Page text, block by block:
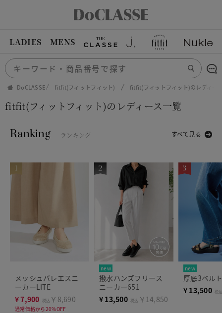
LADIES MENS
DoCLASSE fitfit(フィットフィット) fitfit(フィットフィット)のレディー
fitfit(フィットフィット)のレディース一覧
Ranking ランキング すべて見る
メッシュバレエスニ
ーカーLITE
¥7,900 税込 ￥8,690
通常価格から20%OFF
new
撥水ハンズフリース
ニーカー651
¥ 13,500 税込 ￥14,850
new
厚底3ベル
¥ 13,500 税